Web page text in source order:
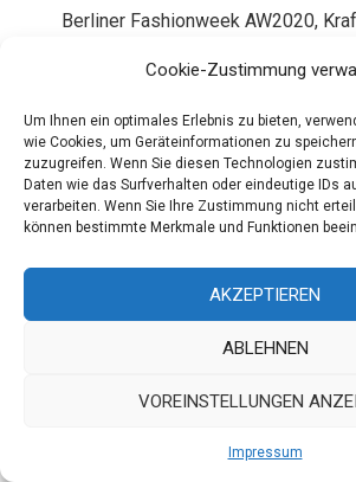
Cookie-Zustimmung
Um Ihnen ein optimales Erlebnis zu bieten,
wie Cookies, um Geräteinformationen zu
zuzugreifen. Wenn Sie diesen Technologien
Daten wie das Surfverhalten oder eindeutige IDs
verarbeiten. Wenn Sie Ihre Zustimmung nicht
können bestimmte Merkmale und Funktionen
AKZEPTIEREN
ABLEHNEN
VOREINSTELLUNGEN
Impressum
Berliner Fashionweek AW2020,
Text: Boris Marberg
Fragen stellen kommt vor der
Notwendigen. Die Designerin
Heizkraftwerk und
Umgebung passt als Kontrast
neuen Kollektion von Rebekka